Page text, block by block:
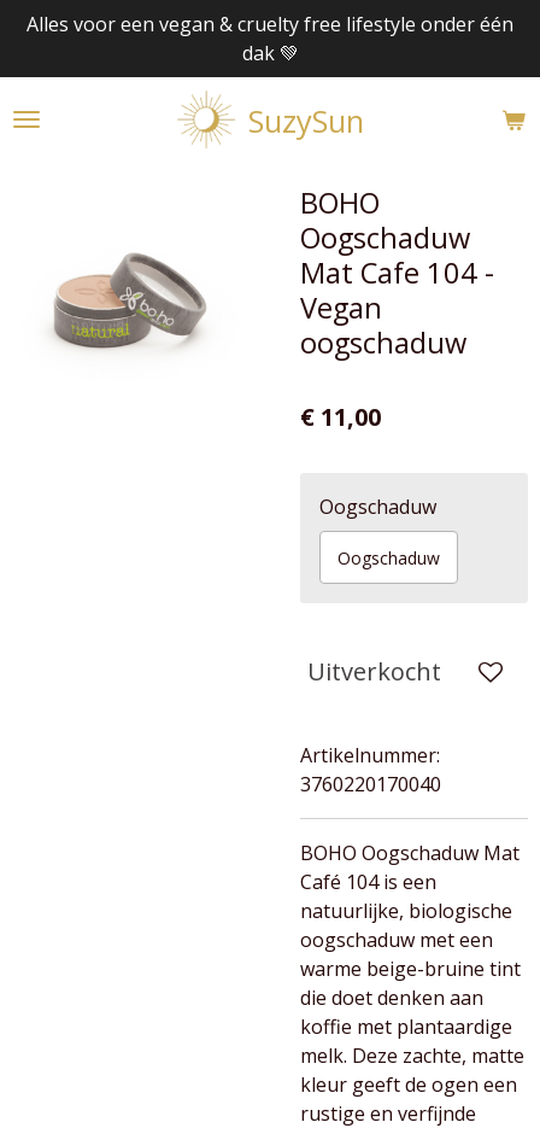
Ga
naar
de
SuzySun
Alles voor een vegan & cruelty free lifestyle onder één
dak 💚
BOHO
Oogschaduw
Mat Cafe 104 -
Vegan
oogschaduw
€ 11,00
Oogschaduw
Oogschaduw
Uitverkocht
Artikelnummer:
3760220170040
BOHO Oogschaduw Mat
Café 104 is een
natuurlijke, biologische
oogschaduw met een
warme beige-bruine tint
die doet denken aan
koffie met plantaardige
melk. Deze zachte, matte
kleur geeft de ogen een
rustige en verfijnde